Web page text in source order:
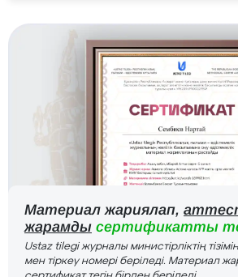
Материал жариялап,
жарамды сертификатты
Ustaz tilegi журналы министірліктің
мен тіркеу номері беріледі. Материал